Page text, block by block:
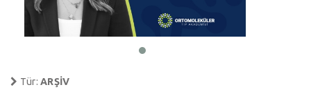
Tür:ARŞİV